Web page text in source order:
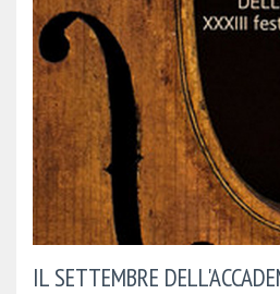
IL SETTEMBRE